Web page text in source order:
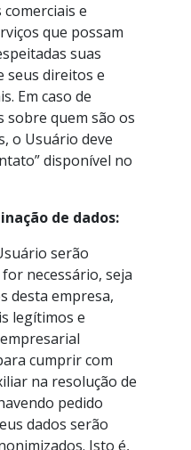
e
que possam
suas
seus direitos e
Em caso de
sobre quem são os
o Usuário deve
disponível no
de dados:
serão
necessário, seja
desta empresa,
legítimos e
cumprir com
na resolução de
pedido
dados serão
Isto é,